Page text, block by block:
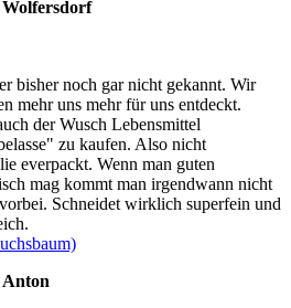
Wolfersdorf
bisher noch gar nicht gekannt. Wir
mehr uns mehr für uns entdeckt.
der Wusch Lebensmittel
zu kaufen. Also nicht
everpackt. Wenn man guten
mag kommt man irgendwann nicht
Schneidet wirklich superfein und
Anton